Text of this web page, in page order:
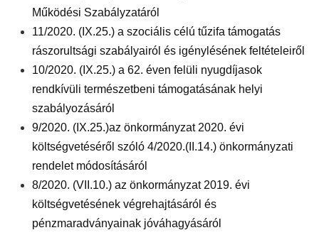
Működési Szabályzatáról
11/2020. (IX.25.) a szociális célú tűzifa támogatás
rászorultsági szabályairól és igénylésének feltételeiről
10/2020. (IX.25.) a 62. éven felüli nyugdíjasok
rendkívüli természetbeni támogatásának helyi
szabályozásáról
9/2020. (IX.25.)az önkormányzat 2020. évi
költségvetéséről szóló 4/2020.(II.14.) önkormányzati
rendelet módosításáról
8/2020. (VII.10.) az önkormányzat 2019. évi
költségvetésének végrehajtásáról és
pénzmaradványainak jóváhagyásáról